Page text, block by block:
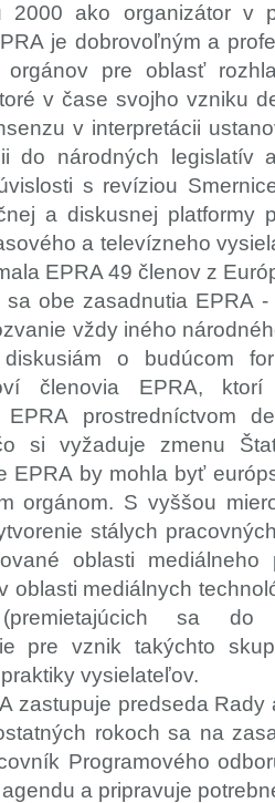
2000 ako organizátor v
je dobrovoľným a
orgánov pre oblasť
v čase svojho vzniku
v interpretácii
do národných legislatív
s revíziou
a diskusnej platformy
a televízneho
EPRA 49 členov z
sa obe zasadnutia EPRA
vždy iného
o budúcom
členovia EPRA,
EPRA prostredníctvom
si vyžaduje zmenu
EPRA by mohla byť
orgánom. S vyššou
stálych
oblasti mediálneho
oblasti mediálnych
(premietajúcich sa do
pre vznik takýchto
vysielateľov.
zastupuje predseda
rokoch sa na
Programového
a pripravuje